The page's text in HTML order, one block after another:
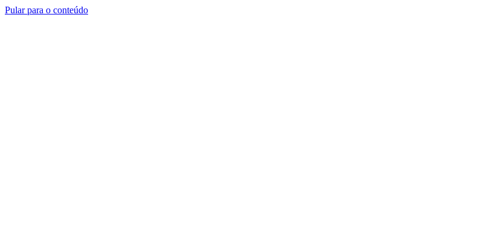
Pular para o conteúdo